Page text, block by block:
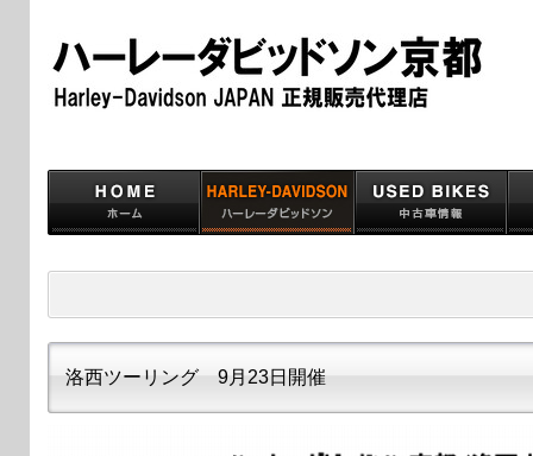
洛西ツーリング 9月23日開催